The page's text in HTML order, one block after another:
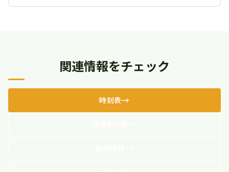
関連情報をチェック
時刻表